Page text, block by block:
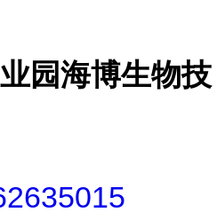
园海博生物技